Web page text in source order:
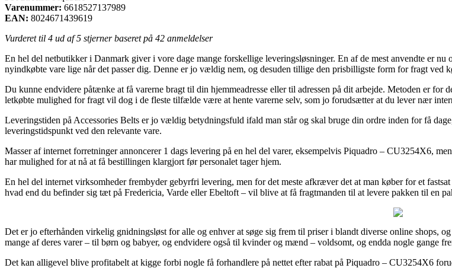
Varenummer: 6618527137989
EAN: 8024671439619
Vurderet til 4 ud af 5 stjerner baseret på 42 anmeldelser
En hel del netbutikker i Danmark giver i vore dage mange forskellige leveringsløsninger. En af de mest anvendte er
nyindkøbte vare lige når det passer dig. Denne er jo vældig nem, og desuden tillige den prisbilligste form for fragt ved
Du kunne endvidere påtænke at få varerne bragt til din hjemmeadresse eller til adressen på dit arbejde. Metoden er
letkøbte mulighed for fragt vil dog i de fleste tilfælde være at hente varerne selv, som jo forudsætter at du lever nær
Leveringstiden på Accessories Belts er jo vældig betydningsfuld ifald man står og skal bruge din ordre inden for få
leveringstidspunkt ved den relevante vare.
Masser af internet forretninger annoncerer 1 dags levering på en hel del varer, eksempelvis Piquadro – CU3254X6,
har mulighed for at nå at få bestillingen klargjort før personalet tager hjem.
En hel del internet virksomheder frembyder gebyrfri levering, men for det meste afkræver det at man køber for et
hvad end du befinder sig tæt på Fredericia, Varde eller Ebeltoft – vil blive at få fragtmanden til at levere pakken til en
Det er jo efterhånden virkelig gnidningsløst for alle og enhver at søge sig frem til priser i blandt diverse online shops,
mange af deres varer – til børn og babyer, og endvidere også til kvinder og mænd – voldsomt, og endda nogle gange
Det kan alligevel blive profitabelt at kigge forbi nogle få forhandlere på nettet efter rabat på Piquadro – CU3254X6